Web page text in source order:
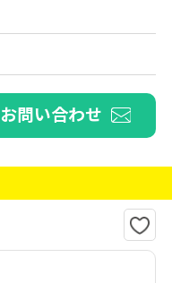
お問い合わせ